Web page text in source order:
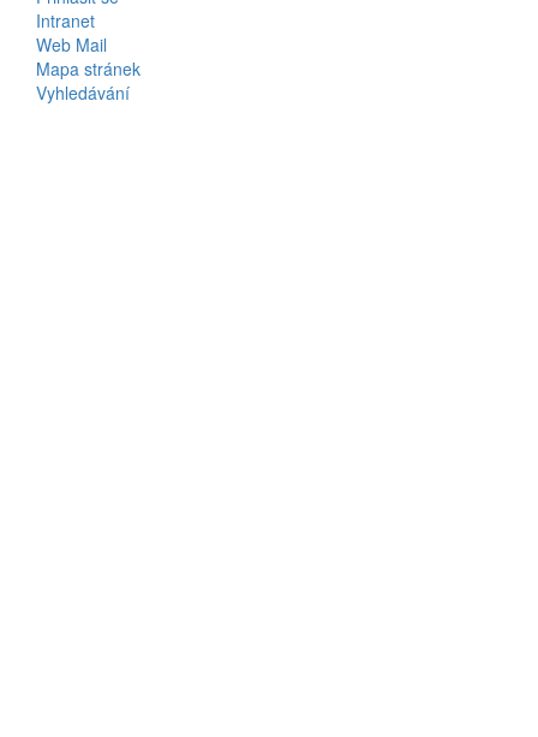
Intranet
Web Mail
Mapa stránek
Vyhledávání